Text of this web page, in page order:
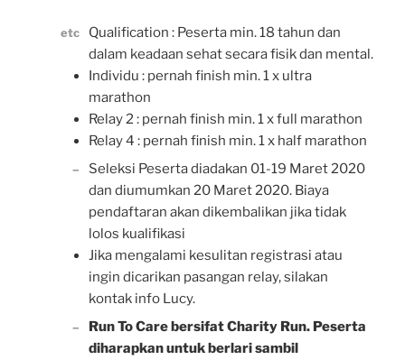
etc
Qualification : Peserta min. 18 tahun dan
dalam keadaan sehat secara fisik dan mental.
Individu : pernah finish min. 1 x ultra
marathon
Relay 2 : pernah finish min. 1 x full marathon
Relay 4 : pernah finish min. 1 x half marathon
–
Seleksi Peserta diadakan 01-19 Maret 2020
dan diumumkan 20 Maret 2020. Biaya
pendaftaran akan dikembalikan jika tidak
lolos kualifikasi
Jika mengalami kesulitan registrasi atau
ingin dicarikan pasangan relay, silakan
kontak info Lucy.
–
Run To Care bersifat Charity Run. Peserta
diharapkan untuk berlari sambil